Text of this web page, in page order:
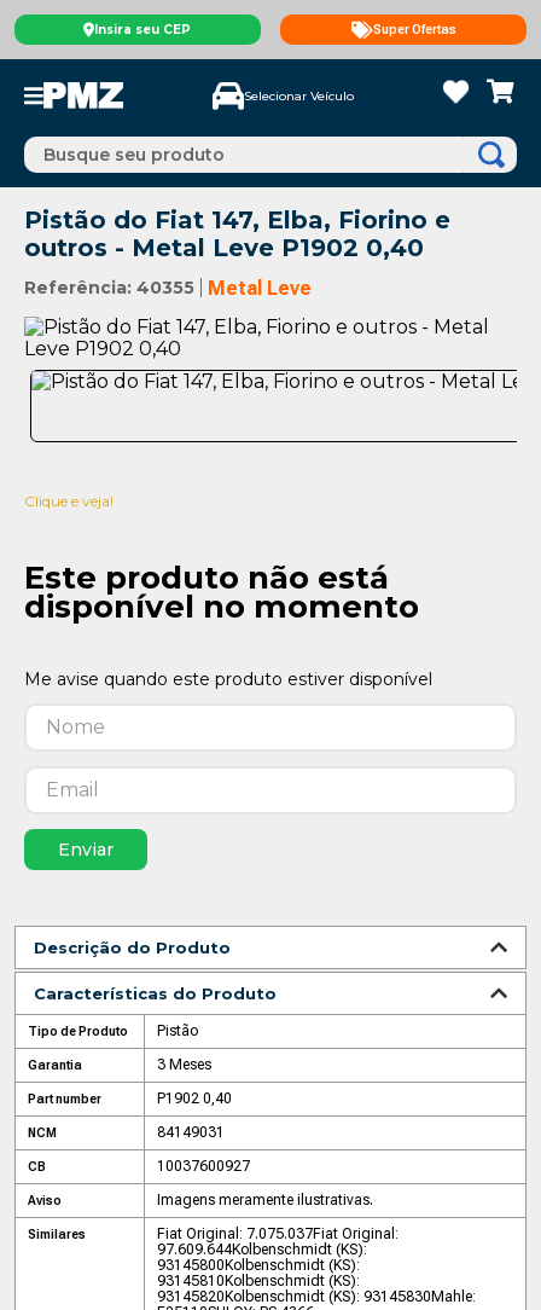
Insira seu CEP Super Ofertas
Selecionar Veículo
Busque seu produto
Pistão do Fiat 147, Elba, Fiorino e
outros - Metal Leve P1902 0,40
Referência: 40355 Metal Leve
Clique e veja!
Este produto não está
disponível no momento
Enviar
Descrição do Produto
Características do Produto
Tipo de Produto Pistão
Garantia 3 Meses
Part number P1902 0,40
NCM 84149031
CB 10037600927
Aviso Imagens meramente ilustrativas.
Similares Fiat Original: 7.075.037Fiat Original:
97.609.644Kolbenschmidt (KS):
93145800 Kolbenschmidt (KS):
93145810 Kolbenschmidt (KS):
93145820 Kolbenschmidt (KS): 93145830 Mahle: